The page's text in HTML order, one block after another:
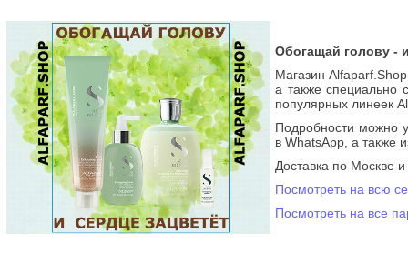
Обогащай голову -
Магазин
а также специально
популярных линеек
Подробности можно
в WhatsApp, а также
Доставка по Москве
Посмотреть на всю
Посмотреть на все